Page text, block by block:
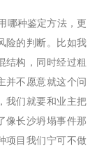
哪种鉴定方法，更
险的判断。比如我
结构，同时经过粗
并不愿意就这个问
我们就要和业主把
像长沙坍塌事件那
项目我们宁可不做